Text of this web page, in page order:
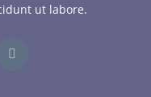
ut labore.